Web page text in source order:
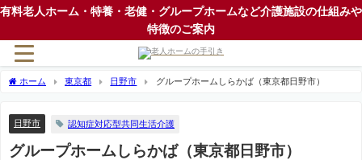
有料老人ホーム・特養・老健・グループホームなど介護施設の仕組みや
特徴のご案内
ホーム 東京都 日野市 グループホームしらかば（東京都日野市）
日野市 認知症対応型共同生活介護
グループホームしらかば（東京都日野市）